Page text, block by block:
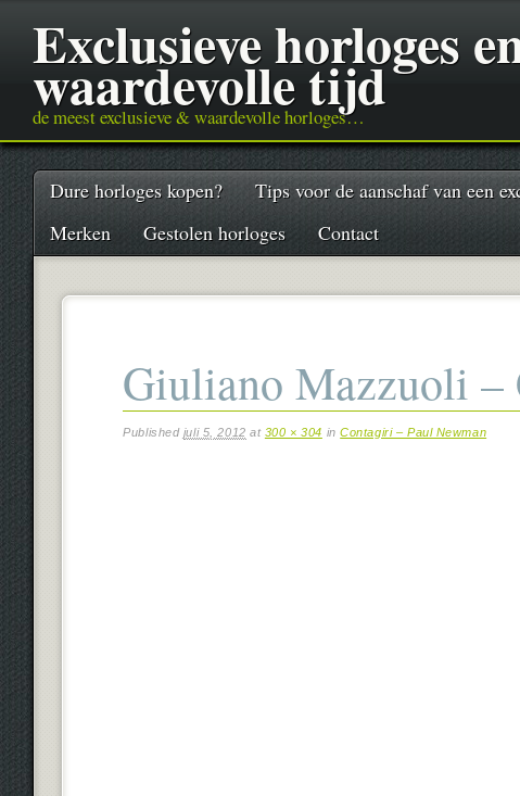
Exclusieve horloges
waardevolle tijd
de meest exclusieve & waardevolle horloges…
Main menu
Skip
content
Dure horloges kopen? Tips voor de aanschaf van een
Merken
Gestolen horloges Contact
Giuliano Mazzuoli –
Published juli 5, 2012 at 300 × 304 inContagiri – Paul Newman